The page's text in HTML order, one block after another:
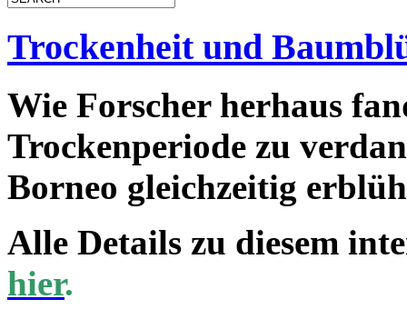
Trockenheit und
Wie Forscher herhaus
Trockenperiode zu
Borneo gleichzeitig
Alle Details zu diesem
hier.